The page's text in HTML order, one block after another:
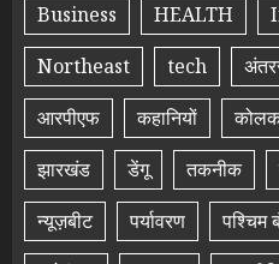
Business HEALTH
Northeast
tech
आरपीएफ
कहानियों
झारखंड
डेंगू तकनीक
न्यूज़बीट
पर्यावरण पश्चिम